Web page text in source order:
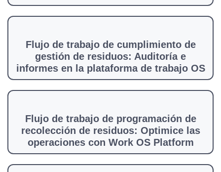
Flujo de trabajo de cumplimiento de
gestión de residuos: Auditoría e
informes en la plataforma de trabajo OS
Flujo de trabajo de programación de
recolección de residuos: Optimice las
operaciones con Work OS Platform